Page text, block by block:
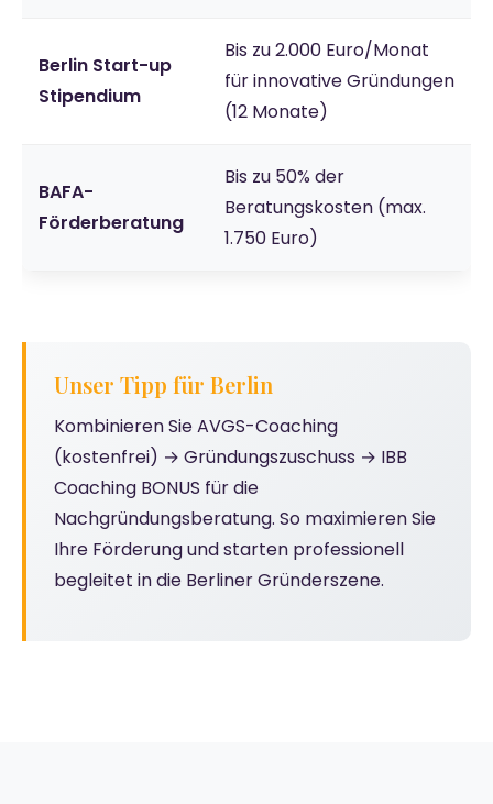
Berlin Start-up
Stipendium
Bis zu 2.000 Euro/Monat
für innovative Gründungen
(12 Monate)
BAFA-
Förderberatung
Bis zu 50% der
Beratungskosten (max.
1.750 Euro)
Unser Tipp für Berlin
Kombinieren Sie AVGS-Coaching
(kostenfrei) → Gründungszuschuss → IBB
Coaching BONUS für die
Nachgründungsberatung. So maximieren Sie
Ihre Förderung und starten professionell
begleitet in die Berliner Gründerszene.